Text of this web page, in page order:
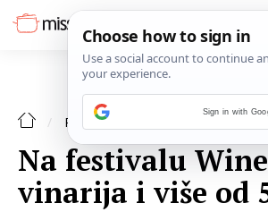
RECENZIJE
Na festivalu
vinarija i više od
Sign in with